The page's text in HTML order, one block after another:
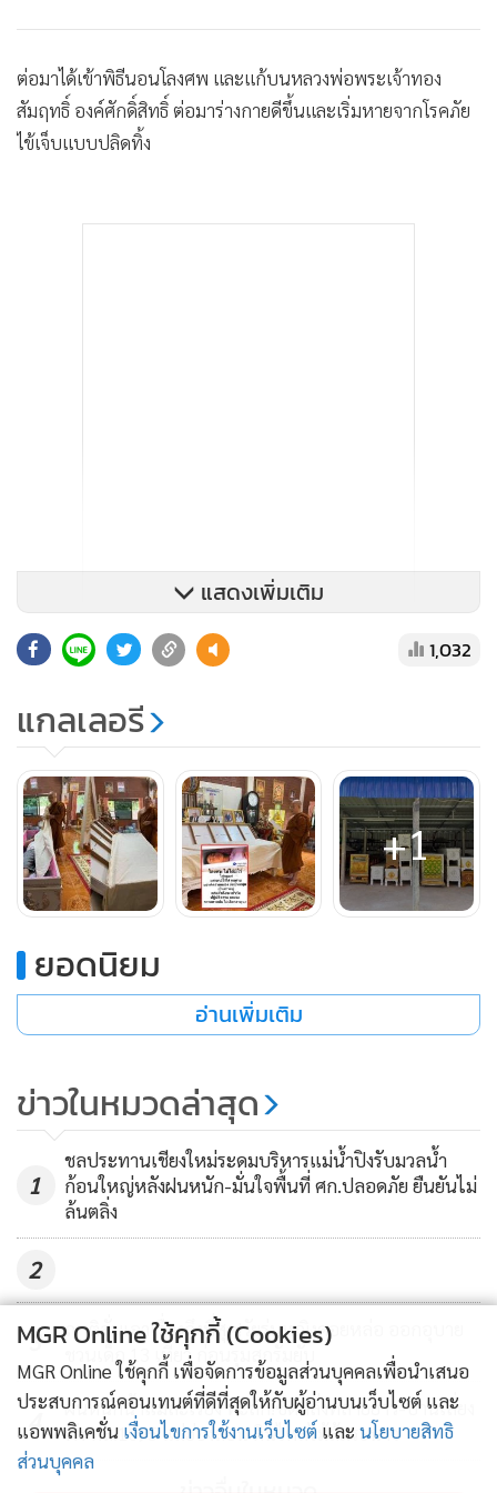
ต่อมาได้เข้าพิธีนอนโลงศพ และแก้บนหลวงพ่อพระเจ้าทอง
สัมฤทธิ์ องค์ศักดิ์สิทธิ์ ต่อมาร่างกายดีขึ้นและเริ่มหายจากโรคภัย
ไข้เจ็บแบบปลิดทิ้ง
กันมาขอเข้าพิธีนอนโลงศพสะเดาะเคราะห์ ที่วัดศรีบุญชุม ต.ศรี
ถ้อย อ.แม่ใจ จ.พะเยา กันอย่างต่อเนื่อง ซึ่งทางวัดได้ทำพิธีให้
ตามความเชื่อแบบไม่มีค่าใช้จ่ายใดๆ ทั้งสิ้น แล้วแต่กำลังศรัทธาที่
ที่วัดศรีบุญชุมได้สร้างให้กับชาวบ้านบริเวณป่าสุสานบ้านป่าสัก
พระครูประยุตสีลสุนทร เจ้าอาวาสวัดศรีบุญชุม เจ้าคณะตำบลศรี
ถ้อย กล่าวว่า พิธีนอนโลงศพสะเดาะเคราะห์ต่อชะตาชีวิต เป็น
ชุดเก่ามาทำพิธีบังสุกุลตายและบังสุกุลเป็น หลังจากนั้นก็ไป
ชุดเก่าไปเผาทิ้ง
แสดงเพิ่มเติม
1,032
แกลเลอรี
+1
ยอดนิยม
อ่านเพิ่มเติม
ข่าวในหมวดล่าสุด
1
ชลประทานเชียงใหม่ระดมบริหารแม่น้ำปิงรับมวลน้ำ
ก้อนใหญ่หลังฝนหนัก-มั่นใจพื้นที่ ศก.ปลอดภัย ยืนยันไม่
ล้นตลิ่ง
2
3
ญาติลั่นเอาเรื่องถึงที่สุด!วัยรุ่นหญิงดอยหล่อ ออกอุบาย
ชวนเด็ก 13 เที่ยว ก่อนรุมสกรัมยับ
4
ฝนหนักน้ำแม่สะเรียง ทะลัก!ซัดตลิ่งทลายยาว-บ้านเสี่ยง
พัง ทล.1095 แม่ฮ่องสอน ดินไหลไม้ล้มระนาว
MGR Online ใช้คุกกี้ (Cookies)
MGR Online ใช้คุกกี้ เพื่อจัดการข้อมูลส่วนบุคคลเพื่อนำเสนอ
ประสบการณ์คอนเทนต์ที่ดีที่สุดให้กับผู้อ่านบนเว็บไซต์ และ
แอพพลิเคชั่น เงื่อนไขการใช้งานเว็บไซต์ และ นโยบายสิทธิ
ส่วนบุคคล